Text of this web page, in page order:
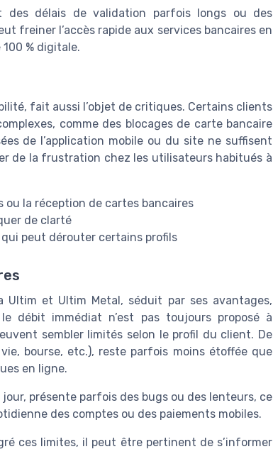
des délais de validation parfois longs ou des
freiner l’accès rapide aux services bancaires en
% digitale.
fait aussi l’objet de critiques. Certains clients
comme des blocages de carte bancaire
de l’application mobile ou du site ne suffisent
de la frustration chez les utilisateurs habitués à
la réception de cartes bancaires
de clarté
peut dérouter certains profils
Ultim et Ultim Metal, séduit par ses avantages,
débit immédiat n’est pas toujours proposé à
sembler limités selon le profil du client. De
bourse, etc.), reste parfois moins étoffée que
en ligne.
présente parfois des bugs ou des lenteurs, ce
des comptes ou des paiements mobiles.
ces limites, il peut être pertinent de s’informer